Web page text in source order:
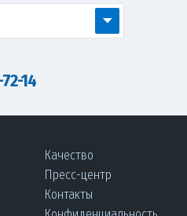
14
Качество
Пресс-центр
Контакты